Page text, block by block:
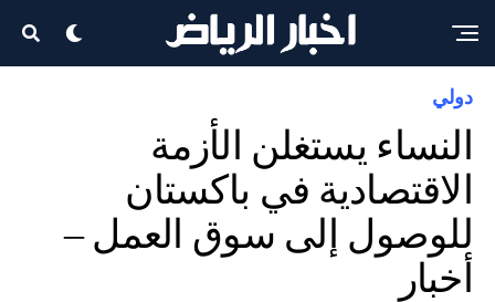
دولي
النساء يستغلن الأزمة
الاقتصادية في باكستان
للوصول إلى سوق العمل –
أخبار